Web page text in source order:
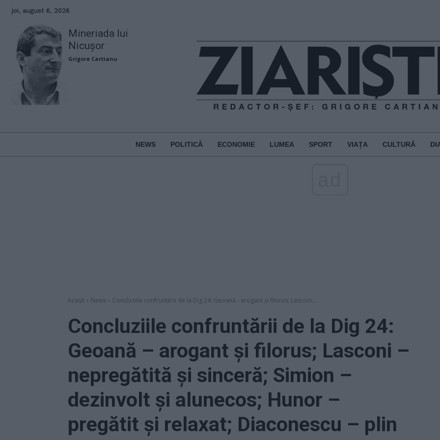
joi, august 6, 2026
Mineriada lui
Nicușor
Grigore Cartianu
NEWS POLITICĂ ECONOMIE LUMEA SPORT VIAȚA CULTURĂ
Acasă News Concluziile confruntării de la Dig 24: Geoană - arogant și filorus; Lasconi...
Concluziile confruntării de la Dig 24:
Geoană – arogant și filorus; Lasconi –
nepregătită și sinceră; Simion –
dezinvolt și alunecos; Hunor –
pregătit și relaxat; Diaconescu – plin